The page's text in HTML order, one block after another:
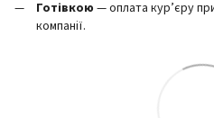
Готівкою — оплата кур’єру
компанії.